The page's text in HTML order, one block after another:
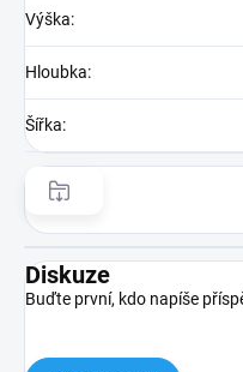
Výška:
Hloubka:
Šířka:
Diskuze
Buďte první, kdo napíše